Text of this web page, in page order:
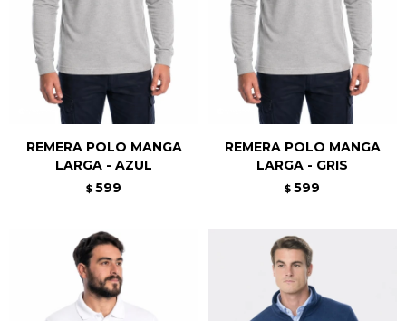
REMERA POLO MANGA
LARGA - AZUL
$ 599
REMERA POLO MANGA
LARGA - GRIS
$ 599